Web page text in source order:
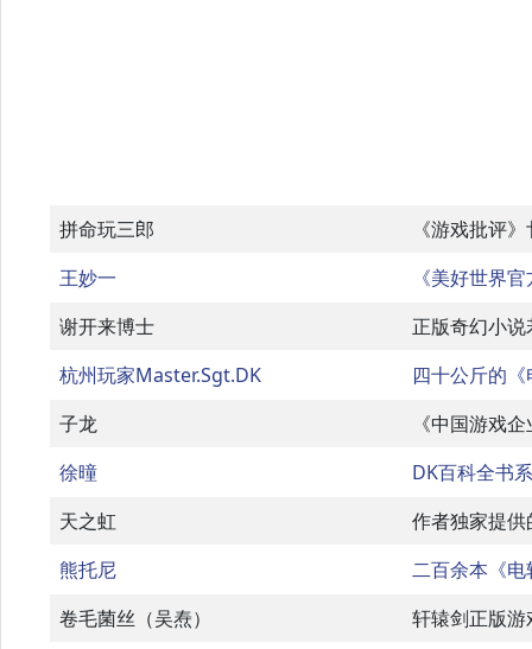
拼命玩三郎
《游戏批评
王妙一
《美好世界
谢开来博士
正版奇幻小说
杭州玩家Master.Sgt.DK
四十公斤的
子龙
《中国游戏
徐曈
DK百科全书
天之虹
作者独家提
熊托尼
二百余本《电
卷毛菌丝（吴焘）
轩辕剑正版